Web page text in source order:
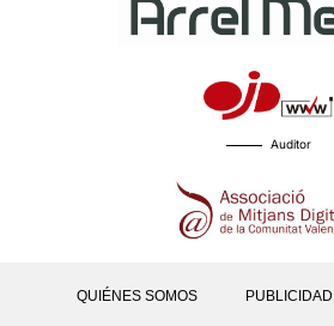
Auditor
QUIÉNES SOMOS PUBLICIDAD